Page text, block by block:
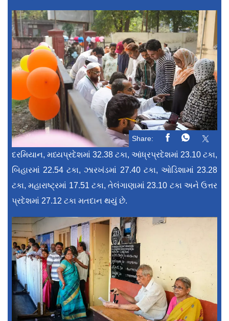
Share:
દરમિયાન, મધ્યપ્રદેશમાં 32.38 ટકા, આંધ્રપ્રદેશમાં 23.10 ટકા,
બિહારમાં 22.54 ટકા, ઝારખંડમાં 27.40 ટકા, ઓડિશામાં 23.28
ટકા, મહારાષ્ટ્રમાં 17.51 ટકા, તેલંગાણામાં 23.10 ટકા અને ઉત્તર
પ્રદેશમાં 27.12 ટકા મતદાન થયું છે.